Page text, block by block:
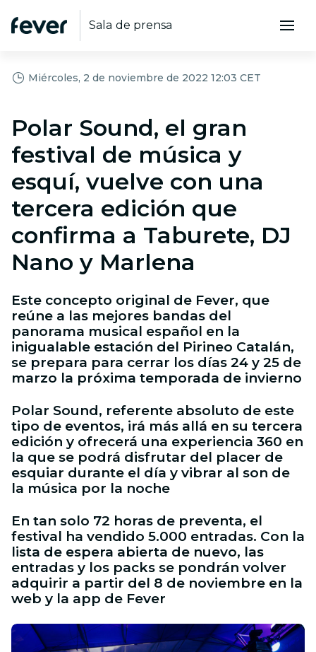
Sala de prensa
Miércoles, 2 de noviembre de 2022 12:03 CET
Polar Sound, el gran
festival de música y
esquí, vuelve con una
tercera edición que
confirma a Taburete, DJ
Nano y Marlena
Este concepto original de Fever, que
reúne a las mejores bandas del
panorama musical español en la
inigualable estación del Pirineo Catalán,
se prepara para cerrar los días 24 y 25 de
marzo la próxima temporada de invierno
Polar Sound, referente absoluto de este
tipo de eventos, irá más allá en su tercera
edición y ofrecerá una experiencia 360 en
la que se podrá disfrutar del placer de
esquiar durante el día y vibrar al son de
la música por la noche
En tan solo 72 horas de preventa, el
festival ha vendido 5.000 entradas. Con la
lista de espera abierta de nuevo, las
entradas y los packs se pondrán volver
adquirir a partir del 8 de noviembre en la
web y la app de Fever